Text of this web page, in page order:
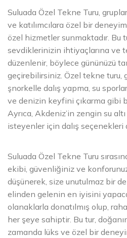
Suluada Özel Tekne Turu,
ve katılımcılara özel bir
özel hizmetler sunmaktadır. Bu
sevdiklerinizin ihtiyaçlarına ve
düzenlenir, böylece gününüzü
geçirebilirsiniz. Özel tekne turu,
şnorkelle dalış yapma, su
ve denizin keyfini çıkarma gibi
Ayrıca, Akdeniz’in zengin su
isteyenler için dalış seçenekleri
Suluada Özel Tekne Turu
ekibi, güvenliğiniz ve
düşünerek, size unutulmaz bir
elinden gelenin en iyisini
olanaklarla donatılmış olup,
her şeye sahiptir. Bu tur,
zamanda lüks ve özel bir